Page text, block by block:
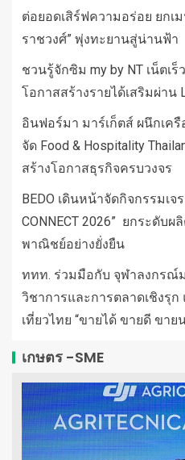
ต่อยอดเสิร์ฟความอร่อย ยกเ
ราชวงศ์” พุ่งทะยานสู่น่านฟ้า
ชวนรู้จักซิม my by NT เน็ตเ
โอกาสสร้างรายได้เสริมผ่าน
อินฟอร์มา มาร์เก็ตส์ ผนึกเค
จัด Food & Hospitality
สร้างโอกาสธุรกิจครบวงจร
BEDO เดินหน้าจัดกิจกรรมเจ
CONNECT 2026” ยกระดับ
พาณิชย์อย่างยั่งยืน
ททท. ร่วมมือกับ จุฬาลงกรณ์
วิชาการและการตลาดเชิงรุ
เที่ยวไทย “ขายได้ ขายดี ขาย
เกษตร -SME